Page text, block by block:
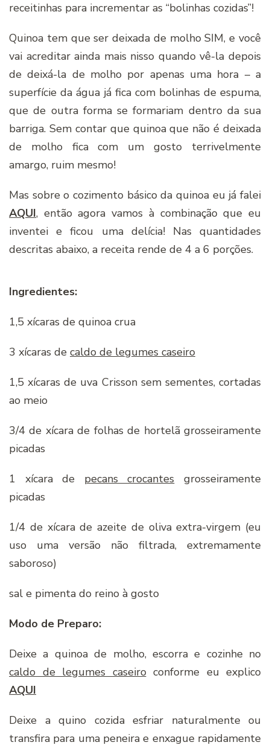
receitinhas para incrementar as “bolinhas cozidas”!
Quinoa tem que ser deixada de molho SIM, e você
vai acreditar ainda mais nisso quando vê-la depois
de deixá-la de molho por apenas uma hora – a
superfície da água já fica com bolinhas de espuma,
que de outra forma se formariam dentro da sua
barriga. Sem contar que quinoa que não é deixada
de molho fica com um gosto terrivelmente
amargo, ruim mesmo!
Mas sobre o cozimento básico da quinoa eu já falei
AQUI, então agora vamos à combinação que eu
inventei e ficou uma delícia! Nas quantidades
descritas abaixo, a receita rende de 4 a 6 porções.
Ingredientes:
1,5 xícaras de quinoa crua
3 xícaras de caldo de legumes caseiro
1,5 xícaras de uva Crisson sem sementes, cortadas
ao meio
3/4 de xícara de folhas de hortelã grosseiramente
picadas
1 xícara de pecans crocantes grosseiramente
picadas
1/4 de xícara de azeite de oliva extra-virgem (eu
uso uma versão não filtrada, extremamente
saboroso)
sal e pimenta do reino à gosto
Modo de Preparo:
Deixe a quinoa de molho, escorra e cozinhe no
caldo de legumes caseiro conforme eu explico
AQUI
Deixe a quino cozida esfriar naturalmente ou
transfira para uma peneira e enxague rapidamente